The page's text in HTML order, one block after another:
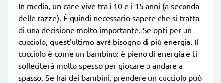
In media, un cane vive tra i 10 e i 15 anni (a seconda
delle razze). È quindi necessario sapere che si tratta
di una decisione molto importante. Se opti per un
cucciolo, quest'ultimo avrà bisogno di più energia. Il
cucciolo è come un bambino: è pieno di energia e ti
solleciterà molto spesso per giocare o andare a
spasso. Se hai dei bambini, prendere un cucciolo può